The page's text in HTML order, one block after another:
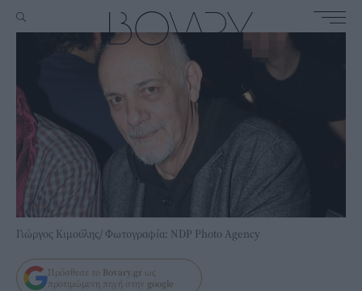
Γιώργος Κιμούλης/ Φωτογραφία: NDP Photo Agency
Πρόσθεσε το Bovary.gr ως
προτιμώμενη πηγή στην google